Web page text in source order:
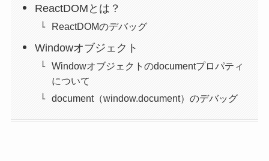
ReactDOMとは？
ReactDOMのデバッグ
Windowオブジェクト
Windowオブジェクトのdocumentプロパティ
について
document（window.document）のデバッグ